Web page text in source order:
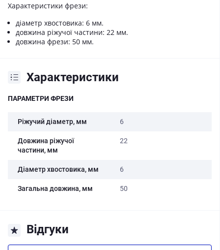
Характеристики фрези:
діаметр хвостовика: 6 мм.
довжина ріжучої частини: 22 мм.
довжина фрези: 50 мм.
Характеристики
ПАРАМЕТРИ ФРЕЗИ
Ріжучий діаметр, мм 6
Довжина ріжучої
частини, мм
22
Діаметр хвостовика, мм 6
Загальна довжина, мм 50
Відгуки